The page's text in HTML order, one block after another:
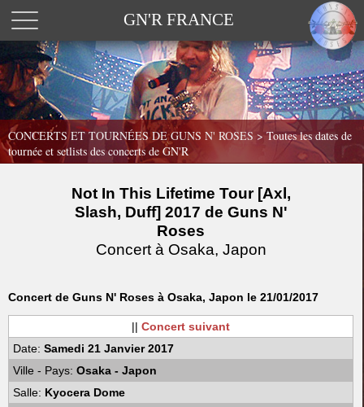
GN'R FRANCE
CONCERTS ET TOURNÉES DE GUNS N' ROSES > Toutes les dates de
tournée et setlists des concerts de GN'R
Not In This Lifetime Tour [Axl,
Slash, Duff] 2017 de Guns N'
Roses
Concert à Osaka, Japon
Concert de Guns N' Roses à Osaka, Japon le 21/01/2017
||Concert suivant
Date:Samedi 21 Janvier 2017
Ville - Pays:Osaka - Japon
Salle: Kyocera Dome